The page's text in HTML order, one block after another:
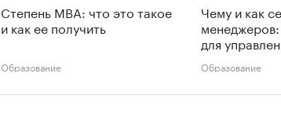
Степень MBA: что это такое
и как ее получить
Образование
Чему и как
для
Образование